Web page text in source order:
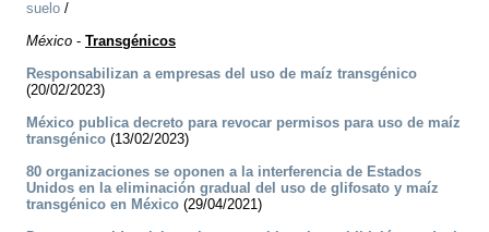
suelo /
México - Transgénicos
Responsabilizan a empresas del uso de maíz transgénico
(20/02/2023)
México publica decreto para revocar permisos para uso de maíz
transgénico (13/02/2023)
80 organizaciones se oponen a la interferencia de Estados
Unidos en la eliminación gradual del uso de glifosato y maíz
transgénico en México (29/04/2021)